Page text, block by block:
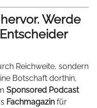
Werde
Reichweite, sondern
Botschaft dorthin,
Sponsored Podcast
Fachmagazin für